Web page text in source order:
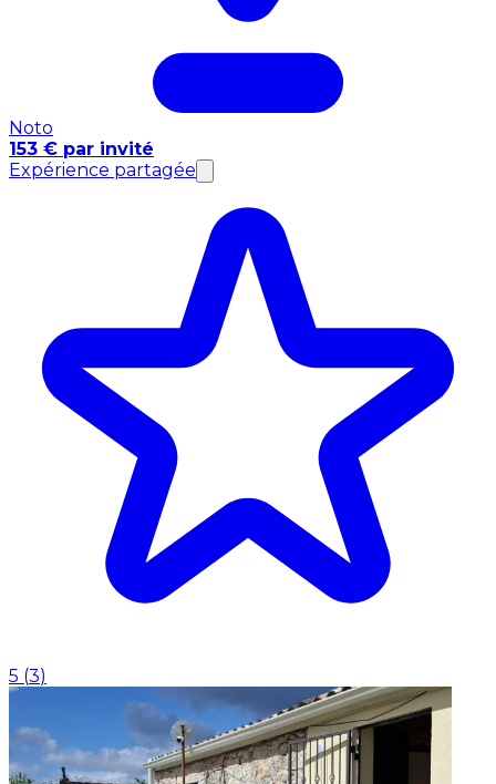
Noto
153 € par invité
Expérience partagée
5 (3)